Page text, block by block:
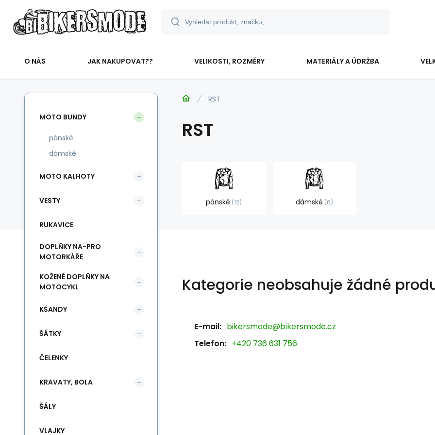
O NÁS JAK NAKUPOVAT?? VELIKOSTI, ROZMĚRY MATERIÁLY A ÚDRŽBA
RST
RST
pánské 12 dámské 6
Kategorie neobsahuje žádné
E-mail: bikersmode@bikersmode.cz
Telefon: +420 736 631 756
MOTO BUNDY
pánské
dámské
MOTO KALHOTY
VESTY
RUKAVICE
DOPLŇKY NA-PRO
MOTORKÁŘE
KOŽENÉ DOPLŇKY NA
MOTOCYKL
KŠANDY
ŠÁTKY
ČELENKY
KRAVATY, BOLA
ŠÁLY
VLAJKY